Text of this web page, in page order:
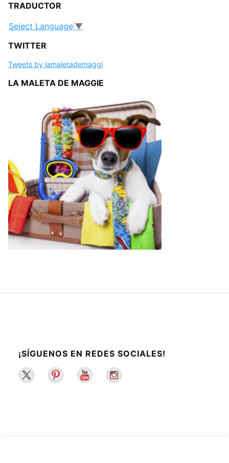
TRADUCTOR
Select Language ▼
TWITTER
Tweets by lamaletademaggi
LA MALETA DE MAGGIE
¡SÍGUENOS EN REDES SOCIALES!